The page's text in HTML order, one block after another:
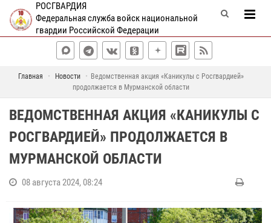
РОСГВАРДИЯ
Федеральная служба войск национальной
гвардии Российской Федерации
Главная Новости
Ведомственная акция «Каникулы с Росгвардией»
продолжается в Мурманской области
ВЕДОМСТВЕННАЯ АКЦИЯ «КАНИКУЛЫ С
РОСГВАРДИЕЙ» ПРОДОЛЖАЕТСЯ В
МУРМАНСКОЙ ОБЛАСТИ
08 августа 2024, 08:24